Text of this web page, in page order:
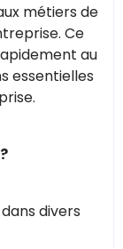
métiers de
Ce
au
essentielles
divers